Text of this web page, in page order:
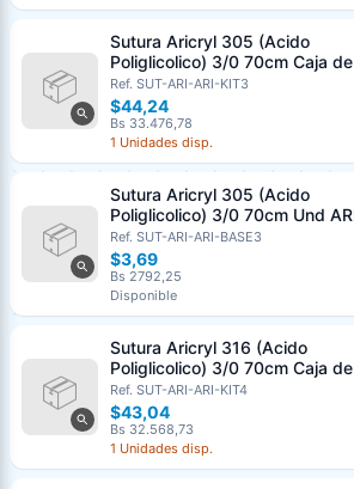
Sutura Aricryl 305 (Acido
Poliglicolico) 3/0 70cm Caja
Unds ARIZI Aguja de 1/2 Circulo
Punta Conica 17mm
Ref. SUT-ARI-ARI-KIT3
$44,24
Bs 33.476,78
1 Unidades disp.
Sutura Aricryl 305 (Acido
Poliglicolico) 3/0 70cm Und
Aguja de 1/2 Circulo Punta
17mm
Ref. SUT-ARI-ARI-BASE3
$3,69
Bs 2792,25
Disponible
Sutura Aricryl 316 (Acido
Poliglicolico) 3/0 70cm Caja
Unds ARIZI Aguja de 1/2 Circulo
Punta Conica 26mm
Ref. SUT-ARI-ARI-KIT4
$43,04
Bs 32.568,73
1 Unidades disp.